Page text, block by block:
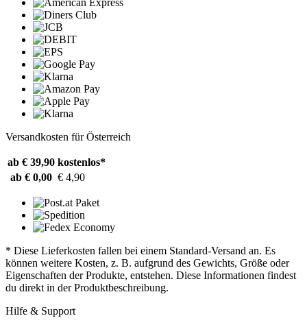
Versandkosten für Österreich
ab € 39,90 kostenlos*
ab € 0,00 € 4,90
* Diese Lieferkosten fallen bei einem Standard-Versand an. Es
können weitere Kosten, z. B. aufgrund des Gewichts, Größe oder
Eigenschaften der Produkte, entstehen. Diese Informationen findest
du direkt in der Produktbeschreibung.
Hilfe & Support